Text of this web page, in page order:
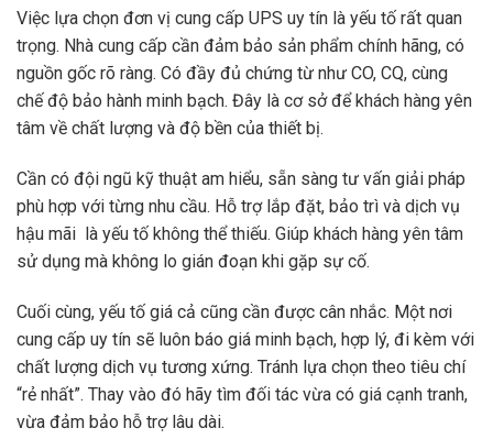
Việc lựa chọn đơn vị cung cấp UPS uy tín là yếu tố rất quan
trọng. Nhà cung cấp cần đảm bảo sản phẩm chính hãng, có
nguồn gốc rõ ràng. Có đầy đủ chứng từ như CO, CQ, cùng
chế độ bảo hành minh bạch. Đây là cơ sở để khách hàng yên
tâm về chất lượng và độ bền của thiết bị.
Cần có đội ngũ kỹ thuật am hiểu, sẵn sàng tư vấn giải pháp
phù hợp với từng nhu cầu. Hỗ trợ lắp đặt, bảo trì và dịch vụ
hậu mãi là yếu tố không thể thiếu. Giúp khách hàng yên tâm
sử dụng mà không lo gián đoạn khi gặp sự cố.
Cuối cùng, yếu tố giá cả cũng cần được cân nhắc. Một nơi
cung cấp uy tín sẽ luôn báo giá minh bạch, hợp lý, đi kèm với
chất lượng dịch vụ tương xứng. Tránh lựa chọn theo tiêu chí
“rẻ nhất”. Thay vào đó hãy tìm đối tác vừa có giá cạnh tranh,
vừa đảm bảo hỗ trợ lâu dài.